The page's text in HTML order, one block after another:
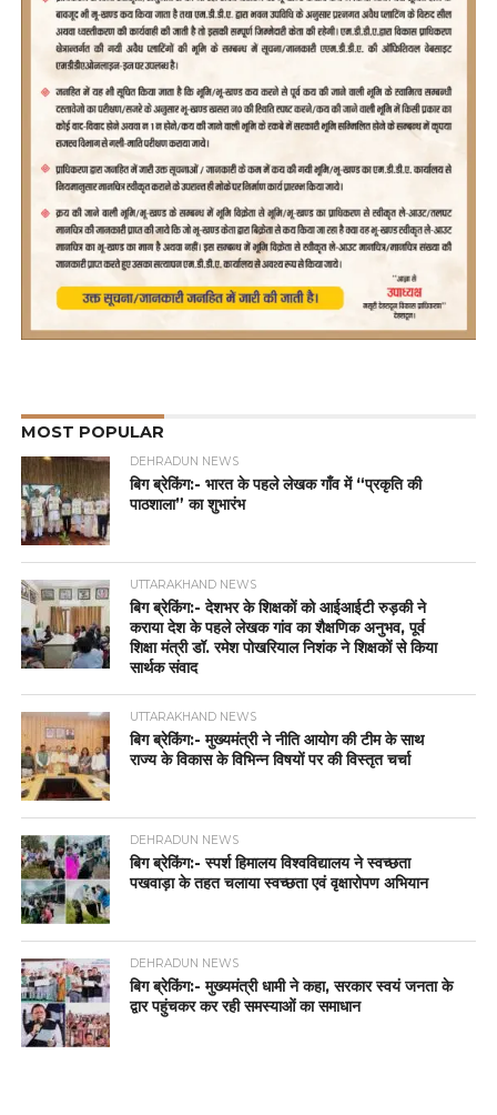
MOST POPULAR
DEHRADUN NEWS
बिग ब्रेकिंग:- भारत के पहले लेखक गाँव में “प्रकृति की
पाठशाला” का शुभारंभ
UTTARAKHAND NEWS
बिग ब्रेकिंग:- देशभर के शिक्षकों को आईआईटी रुड़की ने
कराया देश के पहले लेखक गांव का शैक्षणिक अनुभव, पूर्व
शिक्षा मंत्री डॉ. रमेश पोखरियाल निशंक ने शिक्षकों से किया
सार्थक संवाद
UTTARAKHAND NEWS
बिग ब्रेकिंग:- मुख्यमंत्री ने नीति आयोग की टीम के साथ
राज्य के विकास के विभिन्न विषयों पर की विस्तृत चर्चा
DEHRADUN NEWS
बिग ब्रेकिंग:- स्पर्श हिमालय विश्वविद्यालय ने स्वच्छता
पखवाड़ा के तहत चलाया स्वच्छता एवं वृक्षारोपण अभियान
DEHRADUN NEWS
बिग ब्रेकिंग:- मुख्यमंत्री धामी ने कहा, सरकार स्वयं जनता के
द्वार पहुंचकर कर रही समस्याओं का समाधान